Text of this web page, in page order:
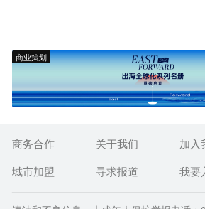
商业策划
商务合作 关于我们 加入
城市加盟
寻求报道 我要